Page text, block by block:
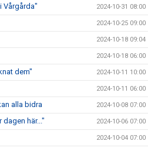
Vårgårda" 2024-10-31 08:00
2024-10-25 09:00
2024-10-18 09:04
2024-10-18 06:00
dem" 2024-10-11 10:00
2024-10-11 06:00
alla bidra 2024-10-08 07:00
dagen här..." 2024-10-06 07:00
2024-10-04 07:00